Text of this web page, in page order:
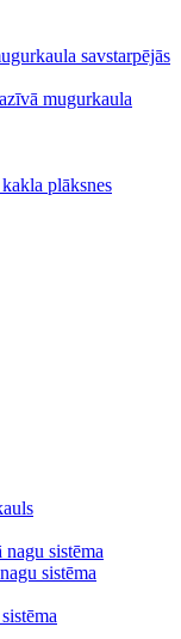
savstarpējās
mugurkaula
plāksnes
sistēma
sistēma